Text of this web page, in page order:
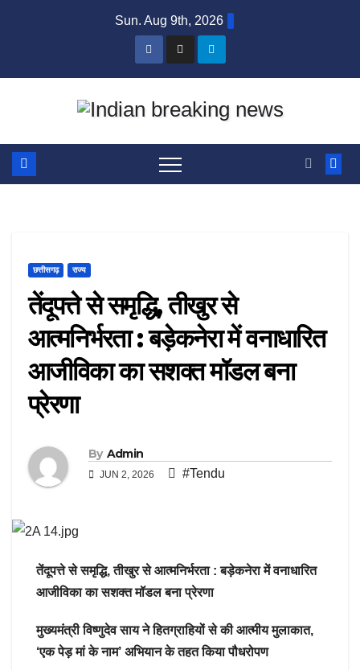
Sun. Aug 9th, 2026
छत्तीसगढ़ राज्य
तेंदूपत्ते से समृद्धि, तीखुर से
आत्मनिर्भरता : बड़ेकनेरा में वनाधारित
आजीविका का सशक्त मॉडल बना
प्रेरणा
By Admin
JUN 2, 2026 #Tendu
तेंदूपत्ते से समृद्धि, तीखुर से आत्मनिर्भरता : बड़ेकनेरा में वनाधारित
आजीविका का सशक्त मॉडल बना प्रेरणा
मुख्यमंत्री विष्णुदेव साय ने हितग्राहियों से की आत्मीय मुलाकात,
‘एक पेड़ मां के नाम’ अभियान के तहत किया पौधरोपण